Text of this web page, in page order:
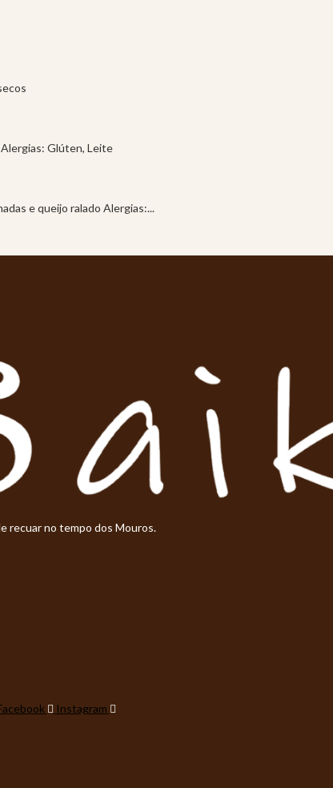
Glúten, Leite
e queijo ralado Alergias:...
recuar no tempo dos Mouros.
Instagram